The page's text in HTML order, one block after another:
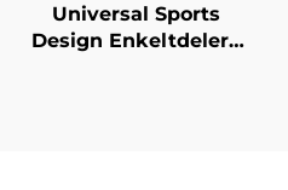
Universal Sports
Design Enkeltdelers